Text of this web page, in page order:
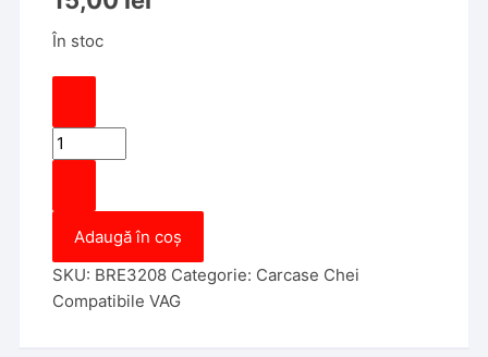
În stoc
Cantitate
Cheie
locas
cip,
Lamela
HU66,
Adaugă în coș
SKU: BRE3208 Categorie: Carcase Chei
Compatibile VAG